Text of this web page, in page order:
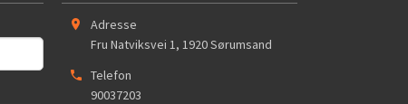
Adresse
Fru Natviksvei 1, 1920Sørumsand
Telefon
90037203